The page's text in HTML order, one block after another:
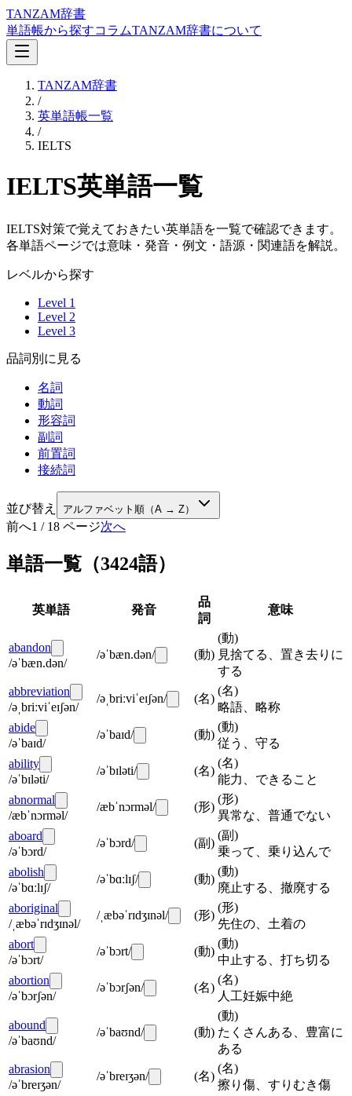
TANZAM辞書
単語帳から探すコラムTANZAM辞書について
TANZAM辞書
/
英単語帳一覧
/
IELTS
IELTS英単語一覧
IELTS対策で覚えておきたい英単語を一覧で確認できます。
各単語ページでは意味・発音・例文・語源・関連語を解説。
レベルから探す
Level 1
Level 2
Level 3
品詞別に見る
名詞
動詞
形容詞
副詞
前置詞
接続詞
並び替え アルファベット順（A → Z）
前へ1 / 18 ページ次へ
単語一覧 （3424語）
英単語 発音
品
詞
意味
abandon
/əˈbæn.dən/
/əˈbæn.dən/ (動)
(動)
見捨てる、置き去りに
する
abbreviation
/əˌbriːviˈeɪʃən/
/əˌbriːviˈeɪʃən/ (名)
(名)
略語、略称
abide
/əˈbaɪd/
/əˈbaɪd/ (動)
(動)
従う、守る
ability
/əˈbɪləti/
/əˈbɪləti/ (名)
(名)
能力、できること
abnormal
/æbˈnɔrməl/
/æbˈnɔrməl/ (形)
(形)
異常な、普通でない
aboard
/əˈbɔrd/
/əˈbɔrd/ (副 )
(副 )
乗って、乗り込んで
abolish
/əˈbɑːlɪʃ/
/əˈbɑːlɪʃ/ (動)
(動)
廃止する、撤廃する
aboriginal
/ˌæbəˈrɪdʒɪnəl/
/ˌæbəˈrɪdʒɪnəl/ (形)
(形)
先住の、土着の
abort
/əˈbɔrt/
/əˈbɔrt/ (動)
(動)
中止する、打ち切る
abortion
/əˈbɔrʃən/
/əˈbɔrʃən/ (名)
(名)
人工妊娠中絶
abound
/əˈbaʊnd/
/əˈbaʊnd/ (動)
(動)
たくさんある、豊富に
ある
abrasion
/əˈbreɪʒən/
/əˈbreɪʒən/ (名)
(名)
擦り傷、すりむき傷